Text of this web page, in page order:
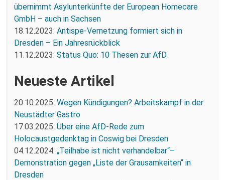
übernimmt Asylunterkünfte der European Homecare
GmbH – auch in Sachsen
18.12.2023: Antispe-Vernetzung formiert sich in
Dresden – Ein Jahresrückblick
11.12.2023: Status Quo: 10 Thesen zur AfD
Neueste Artikel
20.10.2025: Wegen Kündigungen? Arbeitskampf in der
Neustädter Gastro
17.03.2025: Über eine AfD-Rede zum
Holocaustgedenktag in Coswig bei Dresden
04.12.2024: „Teilhabe ist nicht verhandelbar“–
Demonstration gegen „Liste der Grausamkeiten“ in
Dresden